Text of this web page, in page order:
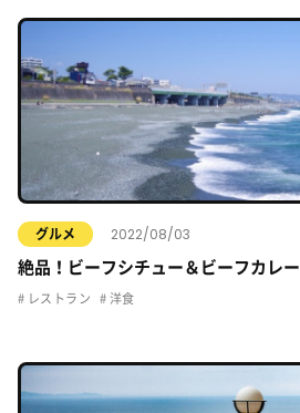
グルメ 2022/08/03
絶品！ビーフシチュー＆ビーフカレー
レストラン 洋食